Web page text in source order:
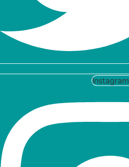
Instagram